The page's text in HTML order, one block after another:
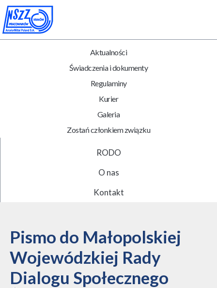
RODO
O nas
Kontakt
Aktualności
Świadczenia i dokumenty
Regulaminy
Kurier
Galeria
Zostań członkiem związku
Pismo do Małopolskiej
Wojewódzkiej Rady
Dialogu Społecznego